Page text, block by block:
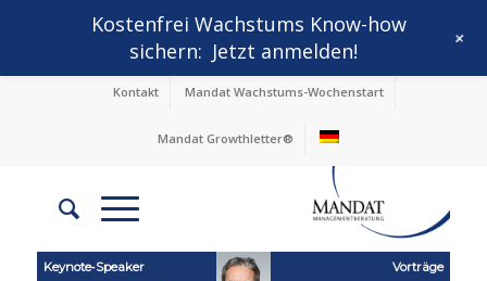
Kontakt Mandat Wachstums-Wochenstart
Mandat Growthletter®
Keynote‑Speaker
Vorträge
Kostenfrei Wachstums Know-how
sichern: Jetzt anmelden! +